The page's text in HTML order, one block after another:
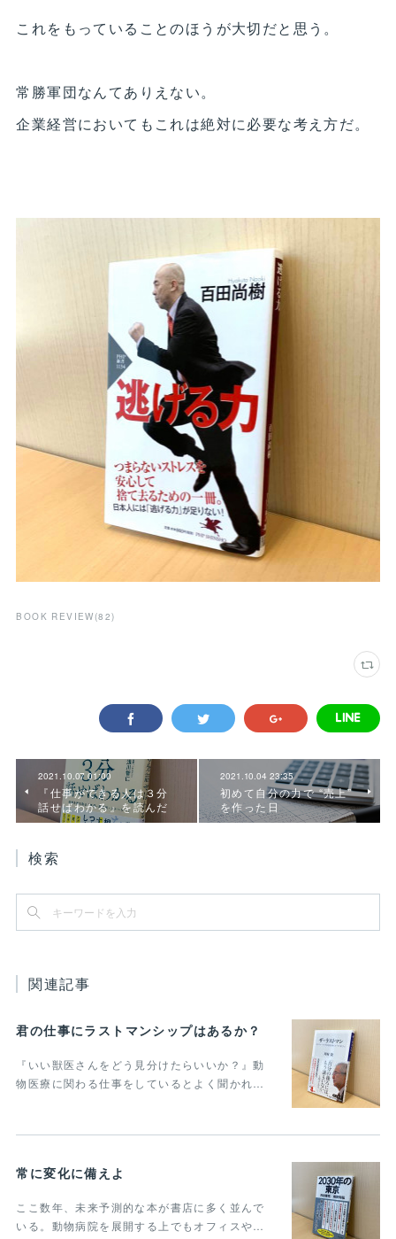
これをもっていることのほうが大切だと思う。
常勝軍団なんてありえない。
企業経営においてもこれは絶対に必要な考え方だ。
BOOK REVIEW (82)
2021.10.07 01:00
『仕事ができる人は３分
話せばわかる』を読んだ
2021.10.04 23:35
初めて自分の力で “売上”
を作った日
検索
関連記事
君の仕事にラストマンシップはあるか？
『いい獣医さんをどう見分けたらいいか？』動
物医療に関わる仕事をしているとよく聞かれ…
常に変化に備えよ
ここ数年、未来予測的な本が書店に多く並んで
いる。動物病院を展開する上でもオフィスや…